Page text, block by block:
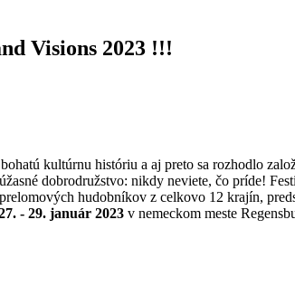
Visions 2023 !!!
kultúrnu históriu a aj preto sa rozhodlo
dobrodružstvo: nikdy neviete, čo príde!
hudobníkov z celkovo 12 krajín,
- 29. január 2023 v nemeckom meste